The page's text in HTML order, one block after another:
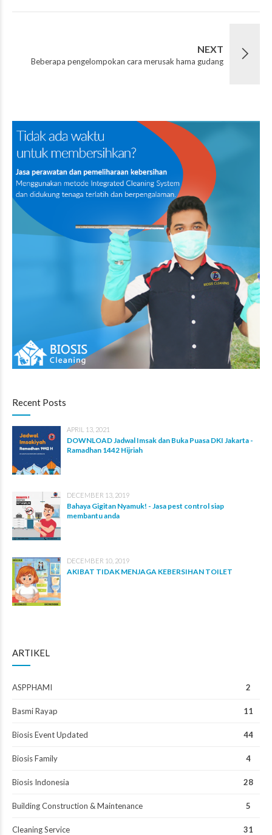
NEXT
Beberapa pengelompokan cara merusak hama gudang
Recent Posts
APRIL 13, 2021
DOWNLOAD Jadwal Imsak dan Buka Puasa DKI Jakarta -
Ramadhan 1442 Hijriah
DECEMBER 13, 2019
Bahaya Gigitan Nyamuk! - Jasa pest control siap
membantu anda
DECEMBER 10, 2019
AKIBAT TIDAK MENJAGA KEBERSIHAN TOILET
ARTIKEL
ASPPHAMI 2
Basmi Rayap 11
Biosis Event Updated 44
Biosis Family 4
Biosis Indonesia 28
Building Construction & Maintenance 5
Cleaning Service 31